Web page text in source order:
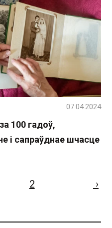
100 гадоў,
і сапраўднае шчасце
07.04.2024
2 ›